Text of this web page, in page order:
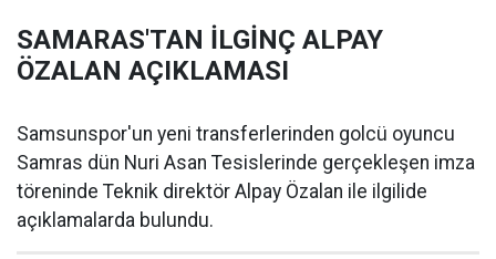
SAMARAS'TAN İLGİNÇ ALPAY
ÖZALAN AÇIKLAMASI
Samsunspor'un yeni transferlerinden golcü oyuncu
Samras dün Nuri Asan Tesislerinde gerçekleşen imza
töreninde Teknik direktör Alpay Özalan ile ilgilide
açıklamalarda bulundu.